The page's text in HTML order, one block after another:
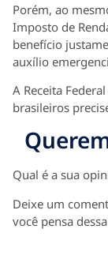
Porém, ao
Imposto de
benefício
auxílio
A Receita
brasileiros
Qual é a sua
Deixe um
você pensa